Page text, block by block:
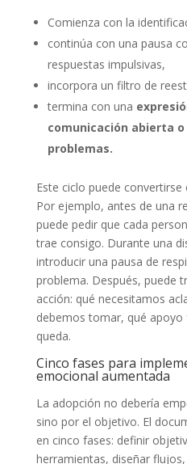
Comienza con la
continúa con una pausa
respuestas impulsivas,
incorpora un filtro de
termina con una
comunicación abierta
problemas.
Este ciclo puede
Por ejemplo, antes de una
puede pedir que cada
trae consigo. Durante una
introducir una pausa de
problema. Después, puede
acción: qué necesitamos
debemos tomar, qué apoyo
queda.
Cinco fases para
emocional aumentada
La adopción no debería
sino por el objetivo. El
en cinco fases: definir
herramientas, diseñar